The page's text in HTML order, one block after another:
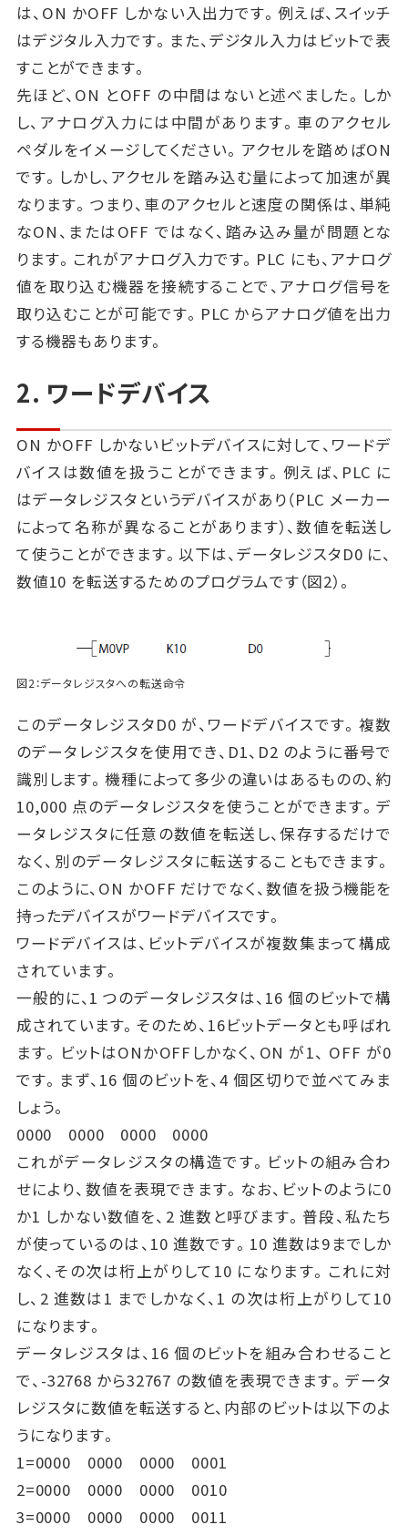
は、ON かOFF しかない入出力です。例えば、スイッチ
はデジタル入力です。また、デジタル入力はビットで表
すことができます。
先ほど、ON とOFF の中間はないと述べました。しか
し、アナログ入力には中間があります。車のアクセル
ペダルをイメージしてください。アクセルを踏めばON
です。しかし、アクセルを踏み込む量によって加速が異
なります。つまり、車のアクセルと速度の関係は、単純
なON、またはOFF ではなく、踏み込み量が問題とな
ります。これがアナログ入力です。PLC にも、アナログ
値を取り込む機器を接続することで、アナログ信号を
取り込むことが可能です。PLC からアナログ値を出力
する機器もあります。
2. ワードデバイス
ON かOFF しかないビットデバイスに対して、ワードデ
バイスは数値を扱うことができます。例えば、PLC に
はデータレジスタというデバイスがあり（PLC メーカー
によって名称が異なることがあります）、数値を転送し
て使うことができます。以下は、データレジスタD0 に、
数値10 を転送するためのプログラムです（図2）。
図2：データレジスタへの転送命令
このデータレジスタD0 が、ワードデバイスです。複数
のデータレジスタを使用でき、D1、D2 のように番号で
識別します。機種によって多少の違いはあるものの、約
10,000 点のデータレジスタを使うことができます。デ
ータレジスタに任意の数値を転送し、保存するだけで
なく、別のデータレジスタに転送することもできます。
このように、ON かOFF だけでなく、数値を扱う機能を
持ったデバイスがワードデバイスです。
ワードデバイスは、ビットデバイスが複数集まって構成
されています。
一般的に、1 つのデータレジスタは、16 個のビットで構
成されています。そのため、16ビットデータとも呼ばれ
ます。ビットはONかOFFしかなく、ON が1、 OFF が0
です。まず、16 個のビットを、4 個区切りで並べてみま
しょう。
0000 0000 0000 0000
これがデータレジスタの構造です。ビットの組み合わ
せにより、数値を表現できます。なお、ビットのように0
か1 しかない数値を、2 進数と呼びます。普段、私たち
が使っているのは、10 進数です。10 進数は9までしか
なく、その次は桁上がりして10 になります。これに対
し、2 進数は1 までしかなく、1 の次は桁上がりして10
になります。
データレジスタは、16 個のビットを組み合わせること
で、-32768 から32767 の数値を表現できます。データ
レジスタに数値を転送すると、内部のビットは以下のよ
うになります。
1=0000 0000 0000 0001
2=0000 0000 0000 0010
3=0000 0000 0000 0011